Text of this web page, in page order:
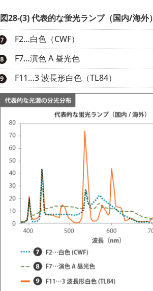
図28-(3) 代表的な蛍光ランプ（国内/海外）
F2…白色（CWF）
F7…演色 A 昼光色
F11…3 波長形白色（TL84）